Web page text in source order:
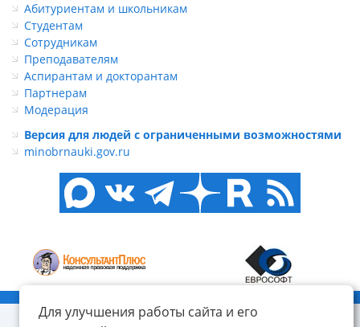
Для улучшения работы сайта и его
Абитуриентам и школьникам
Студентам
Сотрудникам
Преподавателям
Аспирантам и докторантам
Партнерам
Модерация
Версия для людей с ограниченными возможностями
minobrnauki.gov.ru